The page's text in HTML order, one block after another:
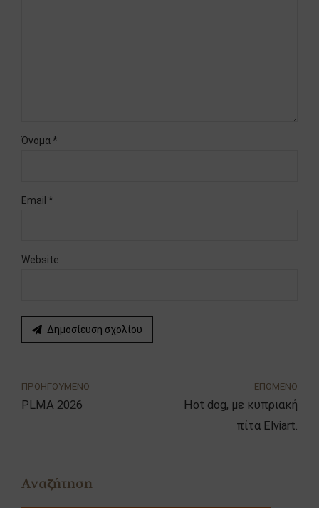
Όνομα *
Email *
Website
Δημοσίευση σχολίου
ΠΡΟΗΓΟΥΜΕΝΟ
PLMA 2026
ΕΠΟΜΕΝΟ
Hot dog, με κυπριακή
πίτα Elviart.
Αναζήτηση